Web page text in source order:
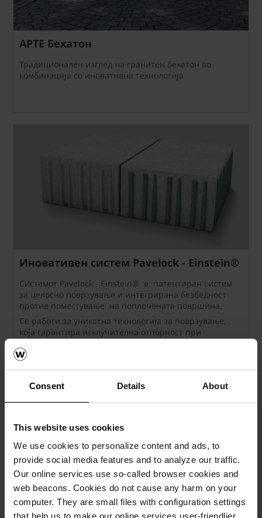
Consent Details About
This website uses cookies
We use cookies to personalize content and ads, to
provide social media features and to analyze our traffic.
Our online services use so-called browser cookies and
web beacons. Cookies do not cause any harm on your
computer. They are small files with configuration settings
that help us to make our online services user-friendlier,
АРТЕ Бехатон
Традиционален изглед на гранитен бехатон во
комбинација со иновативна технологија
Иновативен систем Pavelock - Einstein®
Системoт Pavelock - Einstein® е патентиран систем
за целосно поврзување и интегрирана безбедност
против поместување на поплочената површина.
Се работи за уникатна технологија за поврзување,
која гарантира исклучителна отпорност при